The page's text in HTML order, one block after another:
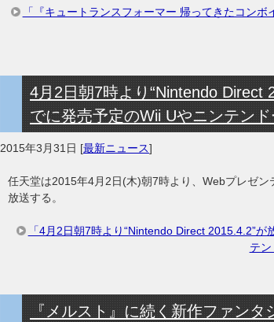
「『キュートランスフォーマー 帰ってきたコン
4月2日朝7時より“Nintendo
でに発売予定のWii Uやニンテン
2015年3月31日 [最新ニュース]
任天堂は2015年4月2日(木)朝7時より、Webプレゼ
放送する。
「4月2日朝7時より“Nintendo Direct 2015.4.2”
テ
『メルスト』に続く新作ファン